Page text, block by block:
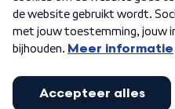
Algemene voorwaarden